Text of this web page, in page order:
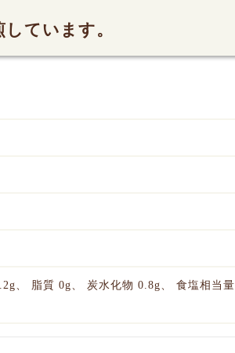
ています。
、 脂質 0g、 炭水化物 0.8g、 食塩相当量